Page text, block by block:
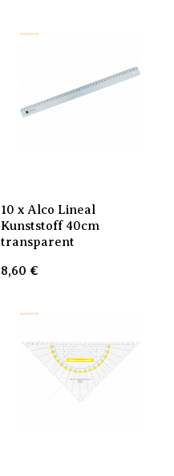
10 x Alco Lineal
Kunststoff 40cm
transparent
8,60 €